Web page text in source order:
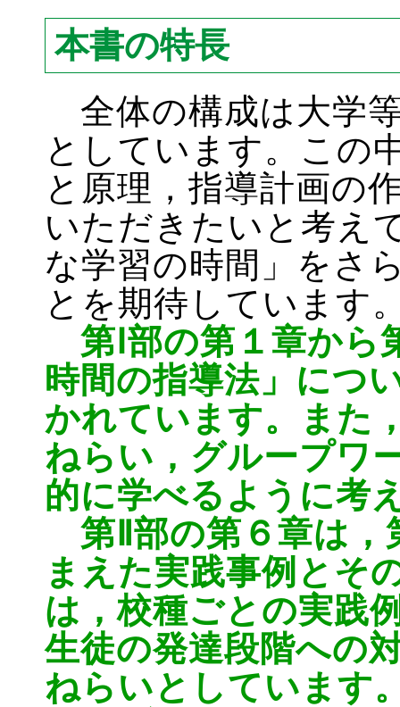
本書の特長
全体の構成は大学
としています。この
と原理，指導計画の
いただきたいと考え
な学習の時間」をさ
とを期待しています
第Ⅰ部の第１章から
時間の指導法」につ
かれています。また
ねらい，グループワ
的に学べるように考
第Ⅱ部の第６章は
まえた実践事例とそ
は，校種ごとの実践
生徒の発達段階への
ねらいとしています